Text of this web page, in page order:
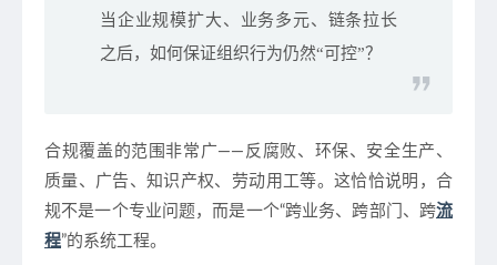
当企业规模扩大、业务多元、链条拉长
之后，如何保证组织行为仍然“可控”？
合规覆盖的范围非常广——反腐败、环保、安全生产、
质量、广告、知识产权、劳动用工等。这恰恰说明， 合
规不是一个专业问题，而是一个“跨业务、跨部门、跨流
程”的系统工程。